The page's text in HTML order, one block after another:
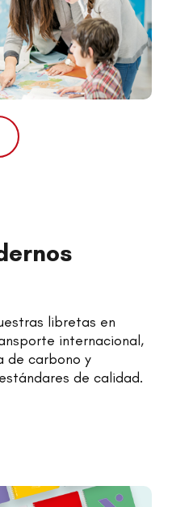
libretas en
internacional,
de carbono y
de calidad.